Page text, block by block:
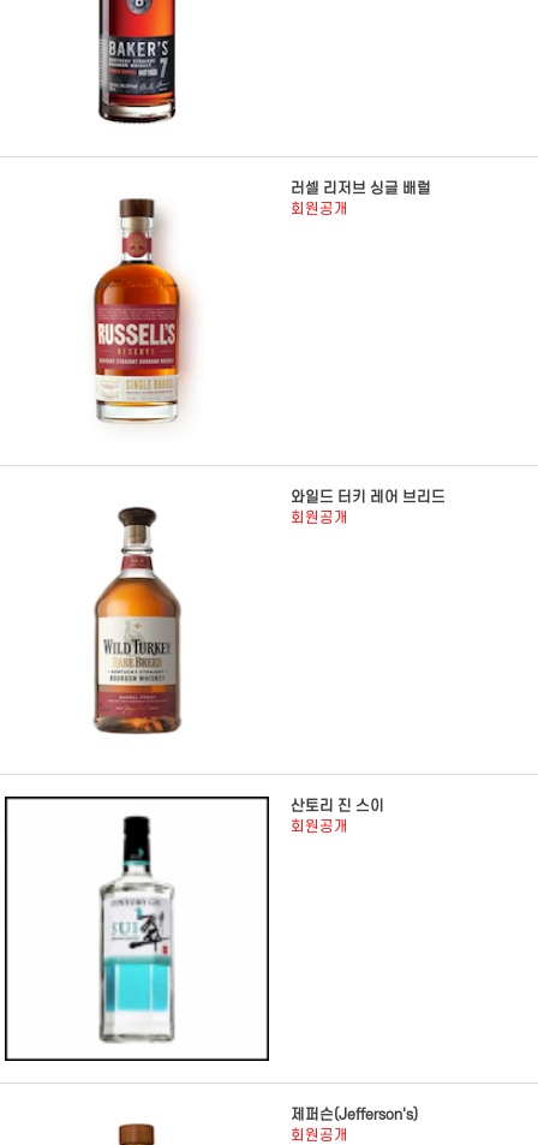
러셀 리저브 싱글 배럴
회원공개
와일드 터키 레어 브리드
회원공개
산토리 진 스이
회원공개
제퍼슨(Jefferson's)
회원공개